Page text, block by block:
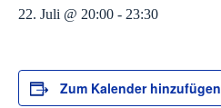
22. Juli @ 20:00 - 23:30
Zum Kalender hinzufügen